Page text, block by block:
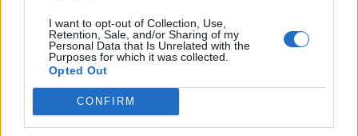
I want to opt-out of Collection, Use,
Retention, Sale, and/or Sharing of my
Personal Data that Is Unrelated with the
Purposes for which it was collected.
Opted Out
CONFIRM